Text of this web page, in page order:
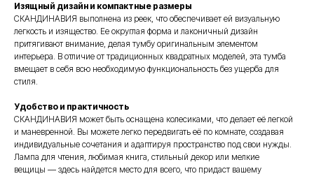
Изящный дизайн и компактные размеры
СКАНДИНАВИЯ выполнена из реек, что обеспечивает ей визуальную
легкость и изящество. Ее округлая форма и лаконичный дизайн
притягивают внимание, делая тумбу оригинальным элементом
интерьера. В отличие от традиционных квадратных моделей, эта тумба
вмещает в себя всю необходимую функциональность без ущерба для
стиля.
Удобство и практичность
СКАНДИНАВИЯ может быть оснащена колесиками, что делает её легкой
и маневренной. Вы можете легко передвигать её по комнате, создавая
индивидуальные сочетания и адаптируя пространство под свои нужды.
Лампа для чтения, любимая книга, стильный декор или мелкие
вещицы — здесь найдется место для всего, что придаст вашему